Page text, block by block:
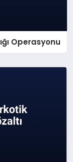
Operasyonu